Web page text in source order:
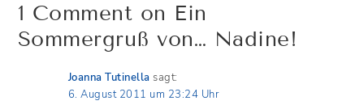
1 Comment on Ein
Sommergruß von… Nadine!
Joanna Tutinella sagt:
6. August 2011 um 23:24 Uhr